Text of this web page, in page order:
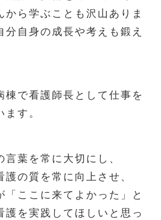
から学ぶことも沢山ありま
分自身の成長や考えも鍛え
棟で看護師長として仕事を
す。
言葉を常に大切にし、
の質を常に向上させ、
「ここに来てよかった」と
護を実践してほしいと思っ